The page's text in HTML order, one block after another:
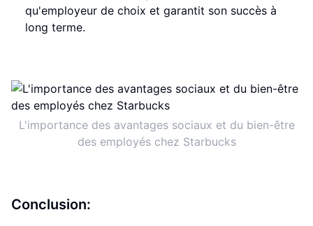
qu'employeur de choix et garantit son succès à
long terme.
L'importance des avantages sociaux et du bien-être
des employés chez Starbucks
Conclusion: